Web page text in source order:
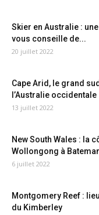
Skier en Australie :
vous conseille de...
20 juillet 2022
Cape Arid, le grand
l’Australie occidentale
13 juillet 2022
New South Wales : la
Wollongong à
6 juillet 2022
Montgomery Reef :
du Kimberley